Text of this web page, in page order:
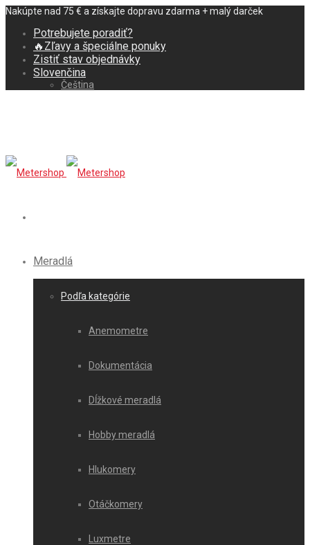
Nakúpte nad 75 € a získajte dopravu zdarma + malý darček
Potrebujete poradiť?
🔥Zľavy a špeciálne ponuky
Zistiť stav objednávky
Slovenčina
Čeština
Meradlá
Podľa kategórie
Anemometre
Dokumentácia
Dĺžkové meradlá
Hobby meradlá
Hlukomery
Otáčkomery
Luxmetre